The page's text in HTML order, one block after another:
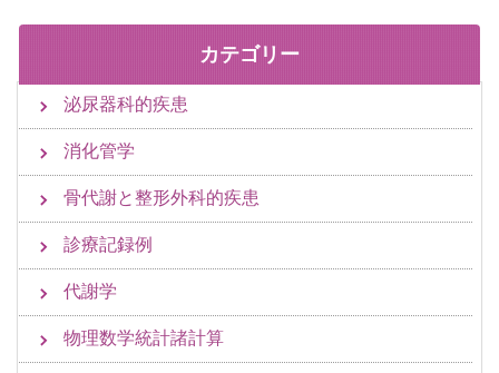
カテゴリー
泌尿器科的疾患
消化管学
骨代謝と整形外科的疾患
診療記録例
代謝学
物理数学統計諸計算